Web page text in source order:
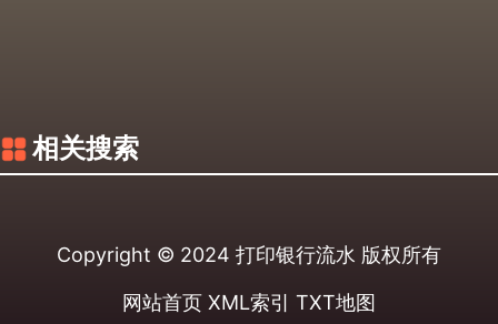
相关搜索
Copyright © 2024 打印银行流水 版权所有
网站首页 XML索引 TXT地图